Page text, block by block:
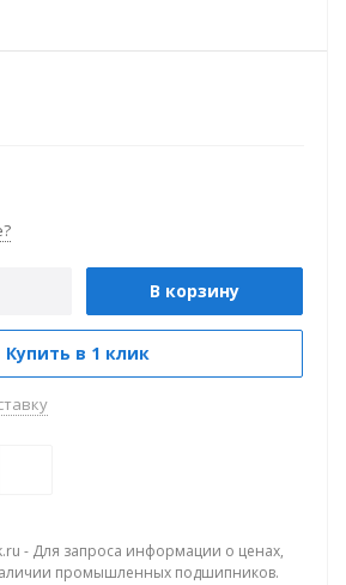
В корзину
Купить в 1 клик
- Для запроса информации о ценах,
промышленных подшипников.